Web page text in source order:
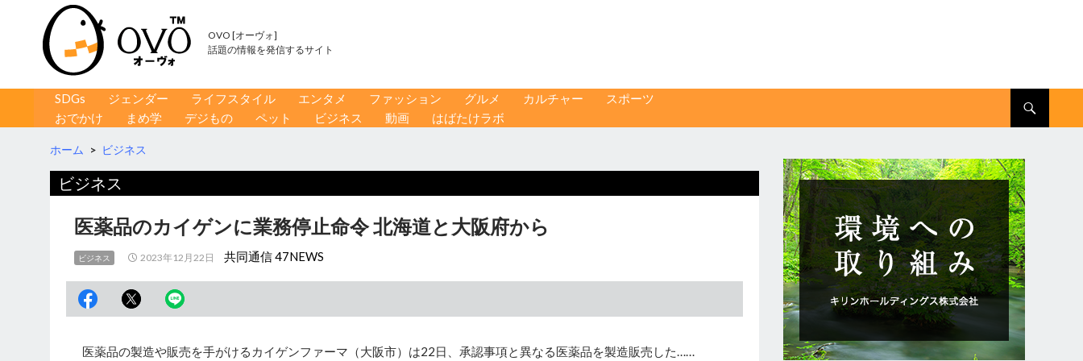
OVO [オーヴォ]
話題の情報を発信するサイト
コンテンツへ移動
SDGs ジェンダー ライフスタイル エンタメ ファッション グルメ カルチャー
スポーツ
おでかけ
まめ学 デジもの ペット ビジネス 動画 はばたけラボ
ホーム > ビジネス
ビジネス
医薬品のカイゲンに業務停止命令 北海道と大阪府から
ビジネス 2023年12月22日 共同通信 47NEWS
医薬品の製造や販売を手がけるカイゲンファーマ（大阪市）は22日、承認事項と異なる医薬品を製造販売した……